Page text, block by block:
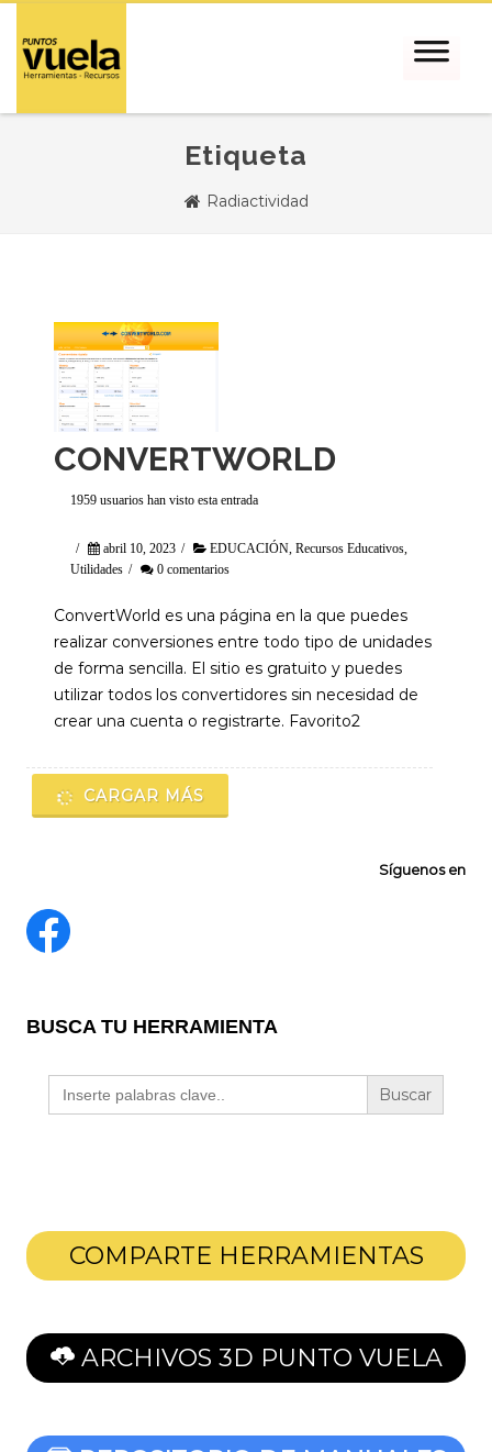
Etiqueta
Radiactividad
CONVERTWORLD
1959 usuarios han visto esta entrada
/ abril 10, 2023 / EDUCACIÓN Recursos Educativos
Utilidades / 0 comentarios
ConvertWorld es una página en la que puedes
realizar conversiones entre todo tipo de unidades
de forma sencilla. El sitio es gratuito y puedes
utilizar todos los convertidores sin necesidad de
crear una cuenta o registrarte. Favorito2
CARGAR MÁS
Síguenos en
BUSCA TU HERRAMIENTA
Buscar:
COMPARTE HERRAMIENTAS
ARCHIVOS 3D PUNTO VUELA